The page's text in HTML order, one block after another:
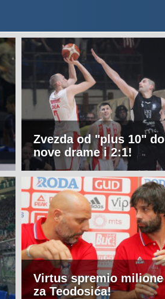
Zvezda od "plus 10" do
nove drame i 2:1!
Virtus spremio milione
za Teodosića!